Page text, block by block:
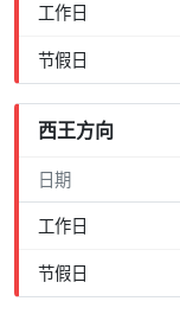
工作日
节假日
西王方向
日期
工作日
节假日